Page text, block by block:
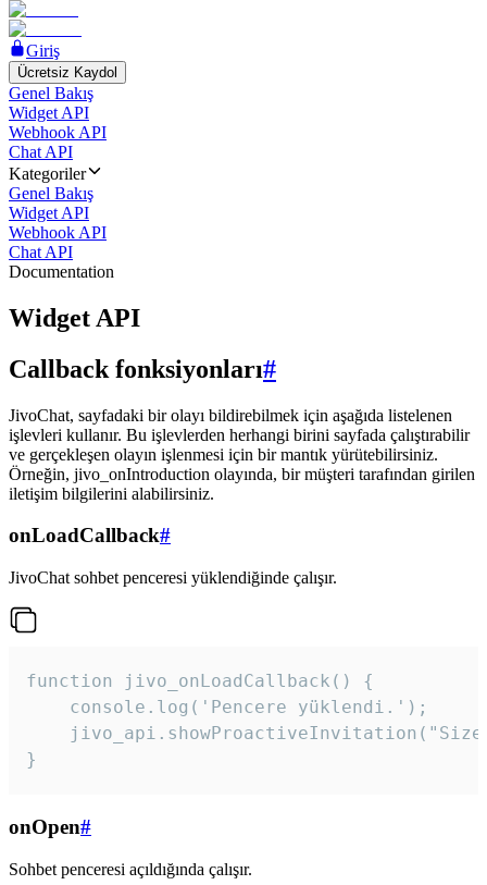
Giriş
Ücretsiz Kaydol
Genel Bakış
Widget API
Webhook API
Chat API
Kategoriler
Genel Bakış
Widget API
Webhook API
Chat API
Documentation
Widget API
Callback fonksiyonları#
JivoChat, sayfadaki bir olayı bildirebilmek için aşağıda listelenen
işlevleri kullanır. Bu işlevlerden herhangi birini sayfada çalıştırabilir
ve gerçekleşen olayın işlenmesi için bir mantık yürütebilirsiniz.
Örneğin, jivo_onIntroduction olayında, bir müşteri tarafından girilen
iletişim bilgilerini alabilirsiniz.
onLoadCallback#
JivoChat sohbet penceresi yüklendiğinde çalışır.
function jivo_onLoadCallback() {
    console.log('Pencere yüklendi.');
}
onOpen#
Sohbet penceresi açıldığında çalışır.